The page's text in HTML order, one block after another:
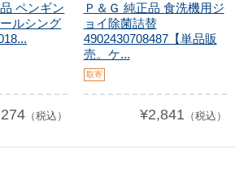
ペンギン
ルシング
（税込）
Ｐ＆Ｇ 純正品 食洗機用ジ
ョイ除菌詰替
4902430708487【単品販
売。ケ...
取寄
¥2,841 （税込）